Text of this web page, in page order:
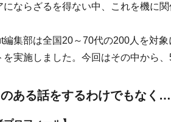
にならざるを得ない中、これを機に
編集部は全国20～70代の200人を対
を実施しました。今回はその中から
ある話をするわけでもなく…